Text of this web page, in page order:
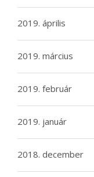
2019. április
2019. március
2019. február
2019. január
2018. december